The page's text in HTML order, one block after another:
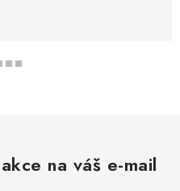
na váš e-mail